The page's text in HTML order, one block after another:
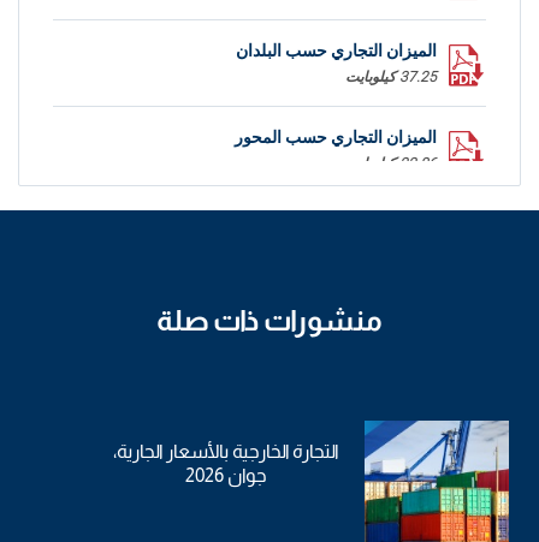
الميزان التجاري حسب البلدان
37.25 كيلوبايت
الميزان التجاري حسب المحور
22.86 كيلوبايت
منشورات ذات صلة
التجارة الخارجية بالأسعار الجارية،
جوان 2026